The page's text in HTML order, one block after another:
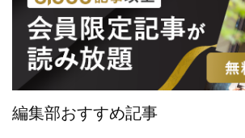
編集部おすすめ記事